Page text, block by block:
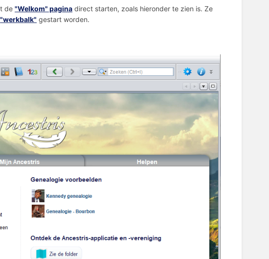
de "Welkom" pagina direct starten, zoals hieronder te zien is. Ze
"werkbalk" gestart worden.